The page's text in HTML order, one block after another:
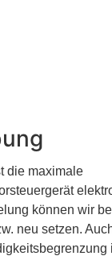
die maximale
können wir
neu setzen.